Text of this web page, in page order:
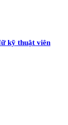
kỹ thuật viên